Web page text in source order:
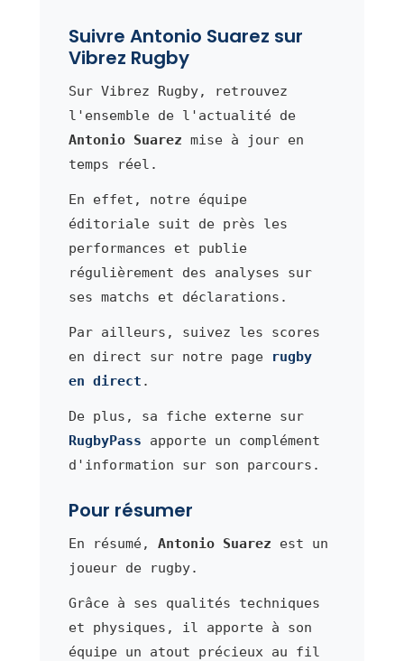
Suivre Antonio Suarez sur
Vibrez Rugby
Sur Vibrez Rugby, retrouvez
l'ensemble de l'actualité de
Antonio Suarez mise à jour en
temps réel.
En effet, notre équipe
éditoriale suit de près les
performances et publie
régulièrement des analyses sur
ses matchs et déclarations.
Par ailleurs, suivez les scores
en direct sur notre page
rugby
en direct .
De plus, sa fiche externe sur
RugbyPass apporte un complément
d'information sur son parcours.
Pour résumer
En résumé, Antonio Suarez est un
joueur de rugby.
Grâce à ses qualités techniques
et physiques, il apporte à son
équipe un atout précieux au fil